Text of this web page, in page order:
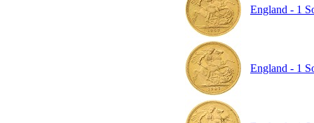
England - 1
England - 1